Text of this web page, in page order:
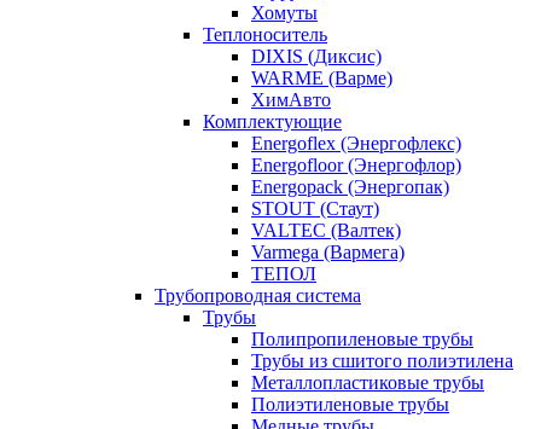
Хомуты
Теплоноситель
DIXIS (Диксис)
WARME (Варме)
ХимАвто
Комплектующие
Energoflex (Энергофлекс)
Energofloor (Энергофлор)
Energopack (Энергопак)
STOUT (Стаут)
VALTEC (Валтек)
Varmega (Вармега)
ТЕПОЛ
Трубопроводная система
Трубы
Полипропиленовые трубы
Трубы из сшитого полиэтилена
Металлопластиковые трубы
Полиэтиленовые трубы